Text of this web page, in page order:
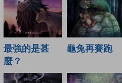
最強的是甚
麼？
龜兔再賽跑